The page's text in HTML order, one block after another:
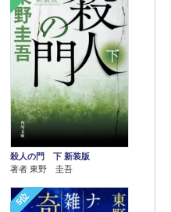
殺人の門 下 新装版
著者 東野 圭吾
5位